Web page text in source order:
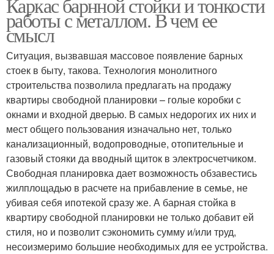
работы с металлом. В чем ее
смысл
Ситуация, вызвавшая массовое появление барных
стоек в быту, такова. Технология монолитного
строительства позволила предлагать на продажу
квартиры свободной планировки – голые коробки с
окнами и входной дверью. В самых недорогих их них и
мест общего пользования изначально нет, только
канализационный, водопроводные, отопительные и
газовый стояки да вводный щиток в электросчетчиком.
Свободная планировка дает возможность обзавестись
жилплощадью в расчете на прибавление в семье, не
убивая себя ипотекой сразу же. А барная стойка в
квартиру свободной планировки не только добавит ей
стиля, но и позволит сэкономить сумму и/или труд,
несоизмеримо большие необходимых для ее устройства.